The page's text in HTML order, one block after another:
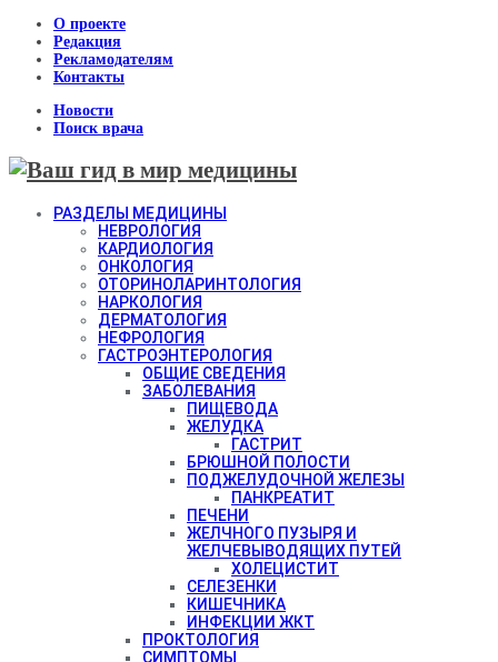
О проекте
Редакция
Рекламодателям
Контакты
Новости
Поиск врача
РАЗДЕЛЫ МЕДИЦИНЫ
НЕВРОЛОГИЯ
КАРДИОЛОГИЯ
ОНКОЛОГИЯ
ОТОРИНОЛАРИНТОЛОГИЯ
НАРКОЛОГИЯ
ДЕРМАТОЛОГИЯ
НЕФРОЛОГИЯ
ГАСТРОЭНТЕРОЛОГИЯ
ОБЩИЕ СВЕДЕНИЯ
ЗАБОЛЕВАНИЯ
ПИЩЕВОДА
ЖЕЛУДКА
ГАСТРИТ
БРЮШНОЙ ПОЛОСТИ
ПОДЖЕЛУДОЧНОЙ ЖЕЛЕЗЫ
ПАНКРЕАТИТ
ПЕЧЕНИ
ЖЕЛЧНОГО ПУЗЫРЯ И
ЖЕЛЧЕВЫВОДЯЩИХ ПУТЕЙ
ХОЛЕЦИСТИТ
СЕЛЕЗЕНКИ
КИШЕЧНИКА
ИНФЕКЦИИ ЖКТ
ПРОКТОЛОГИЯ
СИМПТОМЫ